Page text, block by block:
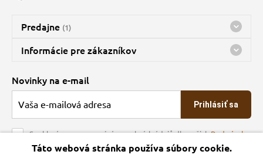
Predajne (1)
Predajňa a sklad Kbely
nes máme otvorené 08:00 - 16:00
Informácie pre zákazníkov
O spoločnosti
Veľkoobchod
Obchodné podmienky
Kontakt
Novinky na e-mail
Prihlásiť sa
Souhlasím se zpracováním osobních údajů dle našichPodmínek
ochrany osobních údajů
Táto webová stránka používa súbory cookie.